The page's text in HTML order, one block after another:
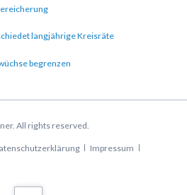
langjährige Kreisräte
begrenzen
All rights reserved.
Impressum